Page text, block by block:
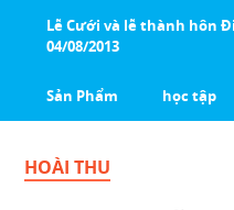
Lễ Cưới và lễ thành hôn
04/08/2013
Sản Phẩm học tập
HOÀI THU